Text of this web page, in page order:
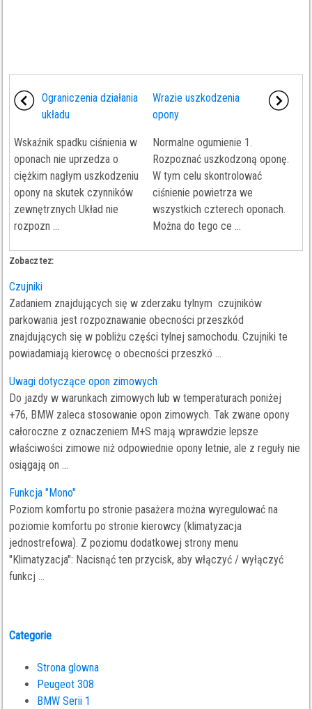
Ograniczenia działania
układu
Wskaźnik spadku ciśnienia w
oponach nie uprzedza o
ciężkim nagłym uszkodzeniu
opony na skutek czynników
zewnętrznych Układ nie
rozpozn ...
Wrazie uszkodzenia
opony
Normalne ogumienie 1.
Rozpoznać uszkodzoną oponę.
W tym celu skontrolować
ciśnienie powietrza we
wszystkich czterech oponach.
Można do tego ce ...
Zobacz tez:
Czujniki
Zadaniem znajdujących się w zderzaku tylnym czujników
parkowania jest rozpoznawanie obecności przeszkód
znajdujących się w pobliżu części tylnej samochodu. Czujniki te
powiadamiają kierowcę o obecności przeszkó ...
Uwagi dotyczące opon zimowych
Do jazdy w warunkach zimowych lub w temperaturach poniżej
+76, BMW zaleca stosowanie opon zimowych. Tak zwane opony
całoroczne z oznaczeniem M+S mają wprawdzie lepsze
właściwości zimowe niż odpowiednie opony letnie, ale z reguły nie
osiągają on ...
Funkcja "Mono"
Poziom komfortu po stronie pasażera można wyregulować na
poziomie komfortu po stronie kierowcy (klimatyzacja
jednostrefowa). Z poziomu dodatkowej strony menu
"Klimatyzacja": Nacisnąć ten przycisk, aby włączyć / wyłączyć
funkcj ...
Categorie
Strona glowna
Peugeot 308
BMW Serii 1